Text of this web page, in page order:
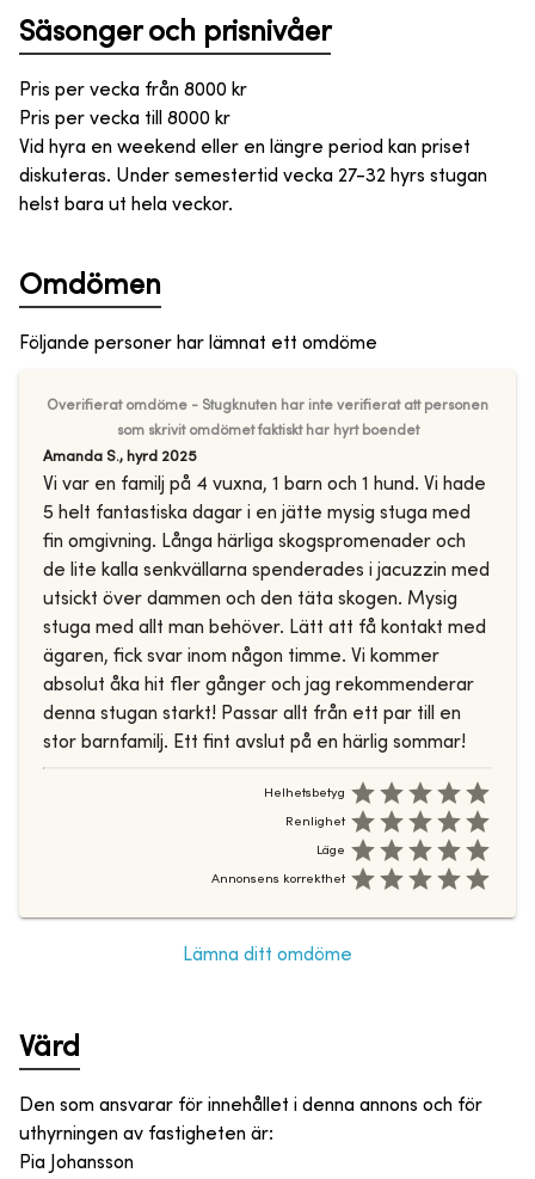
Säsonger och prisnivåer
Pris per vecka från 8000 kr
Pris per vecka till
8000 kr
Vid hyra en weekend eller en längre period kan priset
diskuteras. Under semestertid vecka 27-32 hyrs stugan
helst bara ut hela veckor.
Omdömen
Följande personer har lämnat ett omdöme
Overifierat omdöme - Stugknuten har inte verifierat att personen
som skrivit omdömet faktiskt har hyrt boendet
Amanda S., hyrd 2025
Vi var en familj på 4 vuxna, 1 barn och 1 hund. Vi hade
5 helt fantastiska dagar i en jätte mysig stuga med
fin omgivning. Långa härliga skogspromenader och
de lite kalla senkvällarna spenderades i jacuzzin med
utsickt över dammen och den täta skogen. Mysig
stuga med allt man behöver. Lätt att få kontakt med
ägaren, fick svar inom någon timme. Vi kommer
absolut åka hit fler gånger och jag rekommenderar
denna stugan starkt! Passar allt från ett par till en
stor barnfamilj. Ett fint avslut på en härlig sommar!
Helhetsbetyg
Renlighet
Läge
Annonsens korrekthet
Lämna ditt omdöme
Värd
Den som ansvarar för innehållet i denna annons och för
uthyrningen av fastigheten är:
Pia Johansson